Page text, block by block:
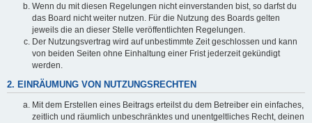
Wenn du mit diesen Regelungen nicht einverstanden bist, so darfst du
das Board nicht weiter nutzen. Für die Nutzung des Boards gelten
jeweils die an dieser Stelle veröffentlichten Regelungen.
Der Nutzungsvertrag wird auf unbestimmte Zeit geschlossen und kann
von beiden Seiten ohne Einhaltung einer Frist jederzeit gekündigt
werden.
2. EINRÄUMUNG VON NUTZUNGSRECHTEN
Mit dem Erstellen eines Beitrags erteilst du dem Betreiber ein einfaches,
zeitlich und räumlich unbeschränktes und unentgeltliches Recht, deinen